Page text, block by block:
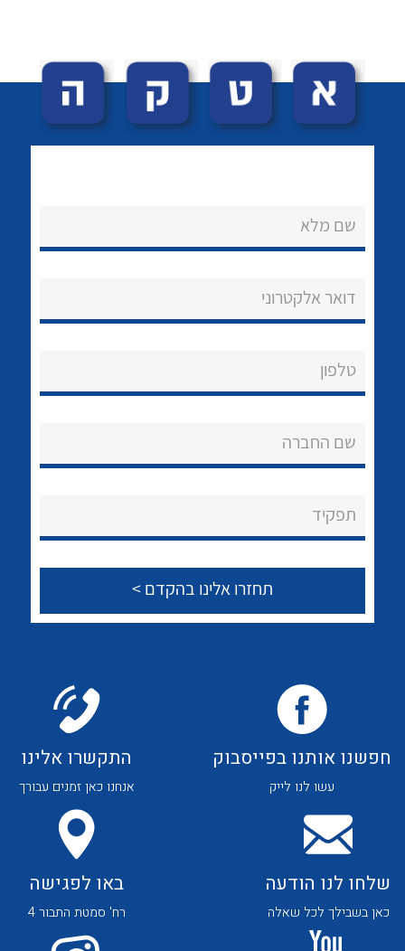
נקודות מכירה
שאלות ותשובות
לכל מוצרי היצרן לכל מוצרי היצרן
שם מלא
דואר אלקטרוני
טלפון
שם החברה
תפקיד
חפשנו אותנו בפייסבוק
עשו לנו לייק
התקשרו אלינו
אנחנו כאן זמנים עבורך
שלחו לנו הודעה
כאן בשבילך לכל שאלה
באו לפגישה
רח' סמטת התבור 4